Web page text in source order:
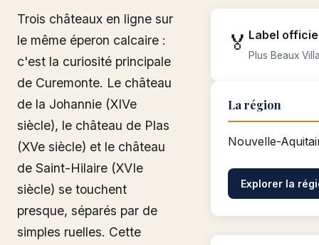
Trois châteaux en ligne sur
le même éperon calcaire :
c'est la curiosité principale
de Curemonte. Le château
de la Johannie (XIVe
siècle), le château de Plas
(XVe siècle) et le château
de Saint-Hilaire (XVIe
siècle) se touchent
presque, séparés par de
simples ruelles. Cette
🏅 Label
Plus Beaux
La région
Nouvelle-
Explorer la